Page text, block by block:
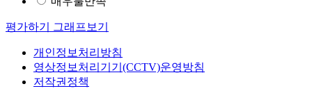
평가하기 그래프보기
개인정보처리방침
영상정보처리기기(CCTV)운영방침
저작권정책